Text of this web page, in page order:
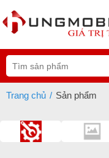
Trang chủ Sản phẩm